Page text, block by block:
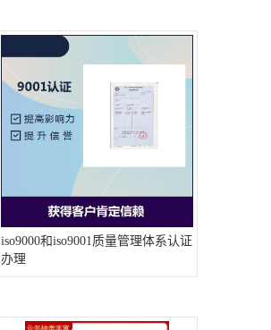
iso9000和iso9001质量管理体系认证
办理